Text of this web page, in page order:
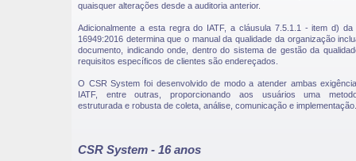
quaisquer alterações desde a auditoria anterior.
Adicionalmente a esta regra do IATF, a cláusula 7.5.1.1 - item d) da
16949:2016 determina que o manual da qualidade da organização
documento, indicando onde, dentro do sistema de gestão da
requisitos específicos de clientes são endereçados.
O CSR System foi desenvolvido de modo a atender ambas
IATF, entre outras, proporcionando aos usuários uma
estruturada e robusta de coleta, análise, comunicação e implementação.
CSR System - 16 anos